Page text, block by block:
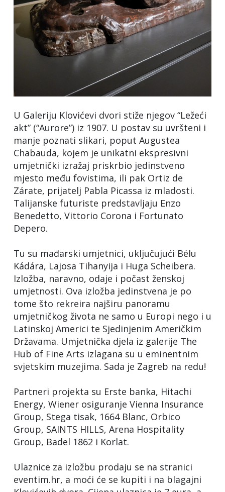
U Galeriju Klovićevi dvori stiže njegov “Ležeći
akt” (“Aurore”) iz 1907. U postav su uvršteni i
manje poznati slikari, poput Augustea
Chabauda, kojem je unikatni ekspresivni
umjetnički izražaj priskrbio jedinstveno
mjesto među fovistima, ili pak Ortiz de
Zárate, prijatelj Pabla Picassa iz mladosti.
Talijanske futuriste predstavljaju Enzo
Benedetto, Vittorio Corona i Fortunato
Depero.
Tu su mađarski umjetnici, uključujući Bélu
Kádára, Lajosa Tihanyija i Huga Scheibera.
Izložba, naravno, odaje i počast ženskoj
umjetnosti. Ova izložba jedinstvena je po
tome što rekreira najširu panoramu
umjetničkog života ne samo u Europi nego i u
Latinskoj Americi te Sjedinjenim Američkim
Državama. Umjetnička djela iz galerije The
Hub of Fine Arts izlagana su u eminentnim
svjetskim muzejima. Sada je Zagreb na redu!
Partneri projekta su Erste banka, Hitachi
Energy, Wiener osiguranje Vienna Insurance
Group, Stega tisak, 1664 Blanc, Orbico
Group, SAINTS HILLS, Arena Hospitality
Group, Badel 1862 i Korlat.
Ulaznice za izložbu prodaju se na stranici
eventim.hr, a moći će se kupiti i na blagajni